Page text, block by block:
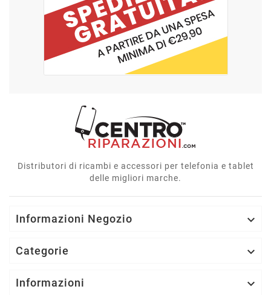
Distributori di ricambi e accessori per telefonia e tablet
delle migliori marche.
Informazioni Negozio 
Categorie 
Informazioni 